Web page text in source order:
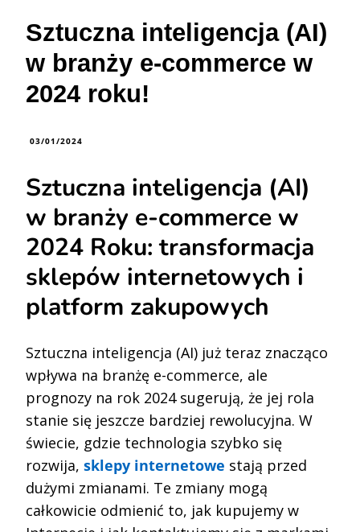
Sztuczna inteligencja (AI)
w branży e-commerce w
2024 roku!
03/01/2024
Sztuczna inteligencja (AI)
w branży e-commerce w
2024 Roku: transformacja
sklepów internetowych i
platform zakupowych
Sztuczna inteligencja (AI) już teraz znacząco
wpływa na branżę e-commerce, ale
prognozy na rok 2024 sugerują, że jej rola
stanie się jeszcze bardziej rewolucyjna. W
świecie, gdzie technologia szybko się
rozwija, sklepy internetowe stają przed
dużymi zmianami. Te zmiany mogą
całkowicie odmienić to, jak kupujemy w